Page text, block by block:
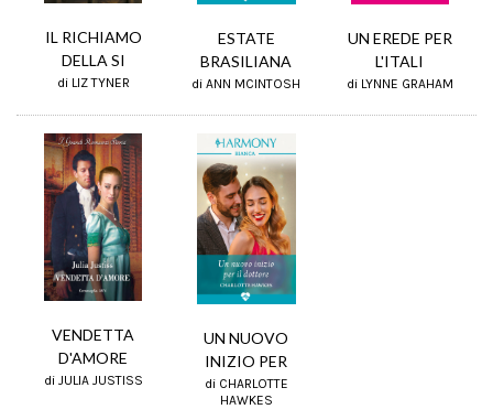
IL RICHIAMO
DELLA SI
di LIZ TYNER
ESTATE
BRASILIANA
di ANN MCINTOSH
UN EREDE PER
L'ITALI
di LYNNE GRAHAM
VENDETTA
D'AMORE
di JULIA JUSTISS
UN NUOVO
INIZIO PER
di CHARLOTTE
HAWKES